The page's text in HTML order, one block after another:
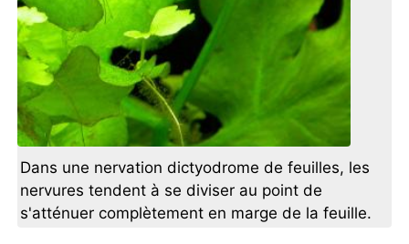
Dans une nervation dictyodrome de feuilles, les
nervures tendent à se diviser au point de
s'atténuer complètement en marge de la feuille.